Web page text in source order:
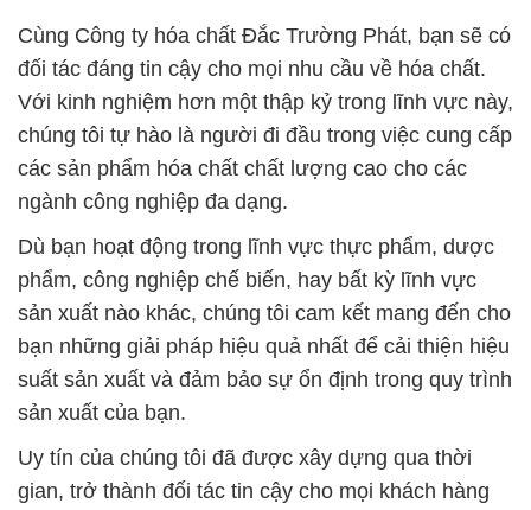
Cùng Công ty hóa chất Đắc Trường Phát, bạn sẽ có
đối tác đáng tin cậy cho mọi nhu cầu về hóa chất.
Với kinh nghiệm hơn một thập kỷ trong lĩnh vực này,
chúng tôi tự hào là người đi đầu trong việc cung cấp
các sản phẩm hóa chất chất lượng cao cho các
ngành công nghiệp đa dạng.
Dù bạn hoạt động trong lĩnh vực thực phẩm, dược
phẩm, công nghiệp chế biến, hay bất kỳ lĩnh vực
sản xuất nào khác, chúng tôi cam kết mang đến cho
bạn những giải pháp hiệu quả nhất để cải thiện hiệu
suất sản xuất và đảm bảo sự ổn định trong quy trình
sản xuất của bạn.
Uy tín của chúng tôi đã được xây dựng qua thời
gian, trở thành đối tác tin cậy cho mọi khách hàng